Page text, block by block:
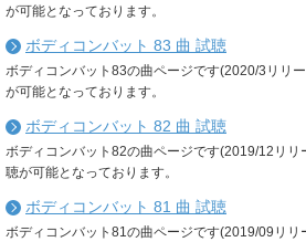
が可能となっております。
ボディコンバット 83 曲 試聴
ボディコンバット83の曲ページです(2020/3リリ
が可能となっております。
ボディコンバット 82 曲 試聴
ボディコンバット82の曲ページです(2019/12リリ
聴が可能となっております。
ボディコンバット 81 曲 試聴
ボディコンバット81の曲ページです(2019/09リリ